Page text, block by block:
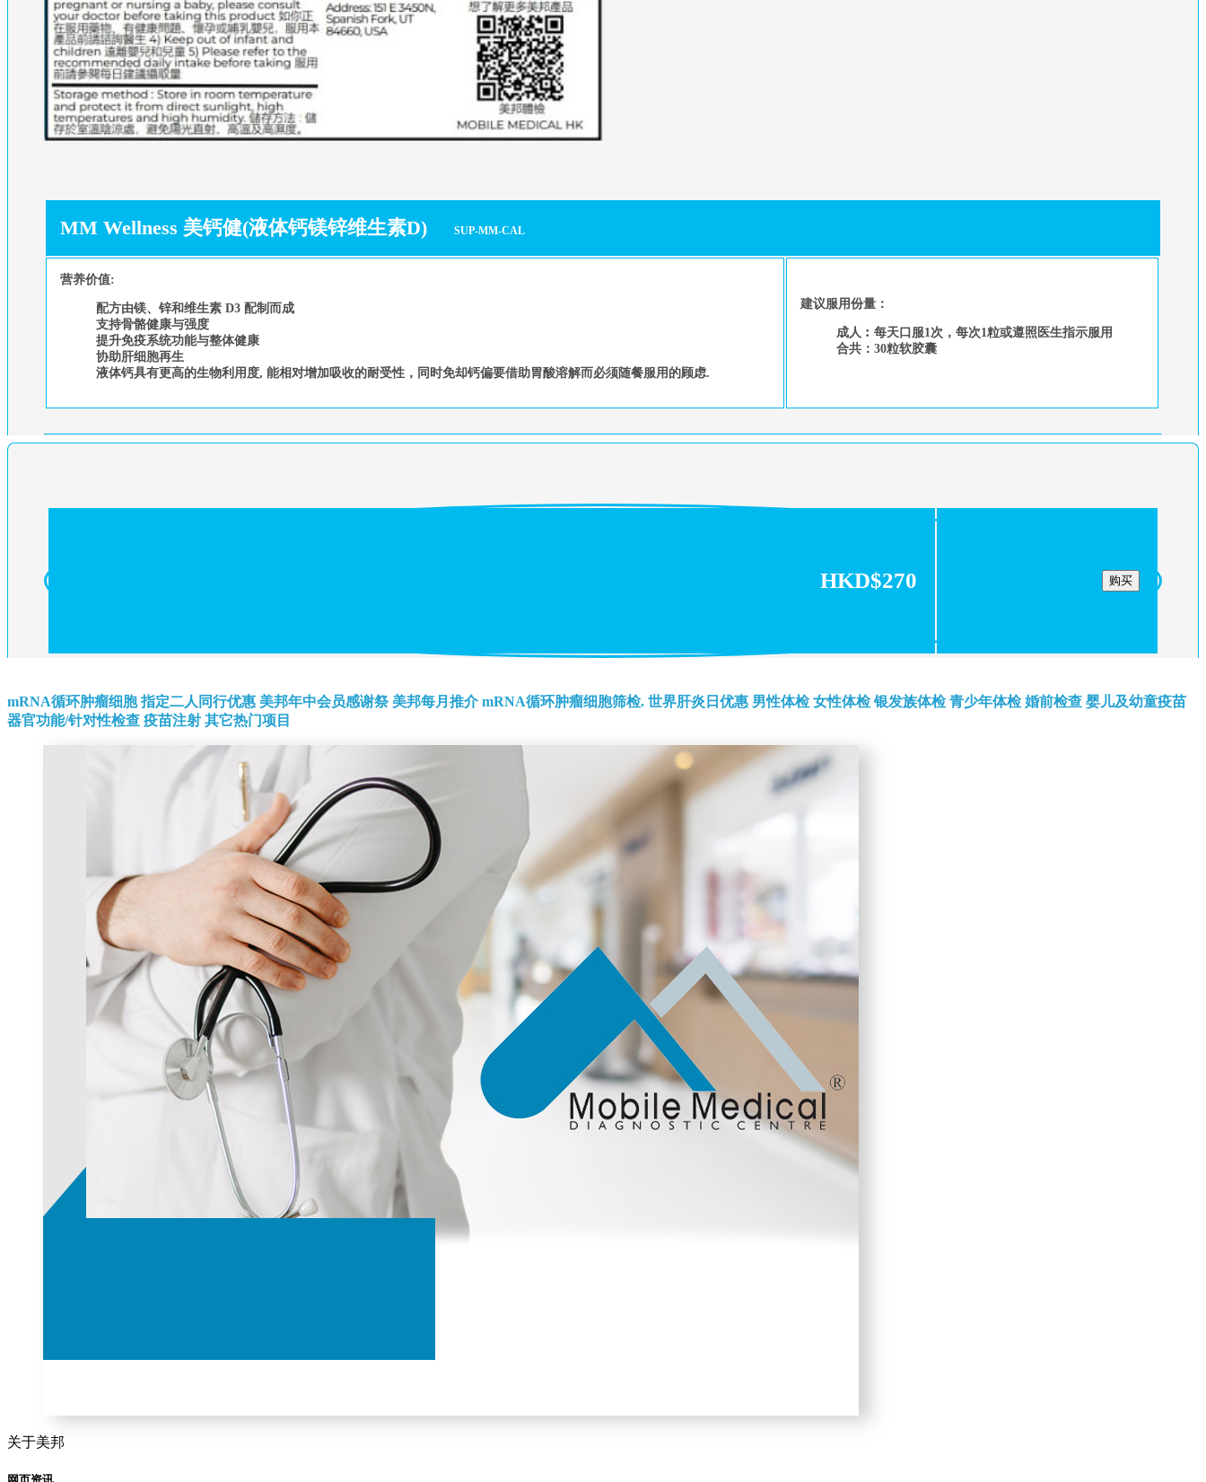
MM Wellness 美钙健(液体钙镁锌维生素D) SUP-MM-CAL
营养价值:
配方由镁、锌和维生素 D3 配制而成
支持骨骼健康与强度
提升免疫系统功能与整体健康
协助肝细胞再生
液体钙具有更高的生物利用度, 能相对增加吸收的耐受性，同时免却钙偏要借助胃酸溶解而必须随餐服用的顾虑.
建议服用份量：
成人︰每天口服1次，每次1粒或遵照医生指示服用
合共：30粒软胶囊
HKD$270 购买
mRNA循环肿瘤细胞 指定二人同行优惠 美邦年中会员感谢祭 美邦每月推介 mRNA循环肿瘤细胞筛检. 世界肝炎日优惠 男性体检 女性体检 银发族体检 青少年体检 婚前检查 婴儿及幼童疫苗
器官功能/针对性检查 疫苗注射 其它热门项目
关于美邦